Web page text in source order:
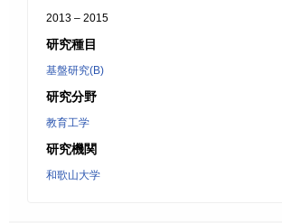
2013 – 2015
研究種目
基盤研究(B)
研究分野
教育工学
研究機関
和歌山大学